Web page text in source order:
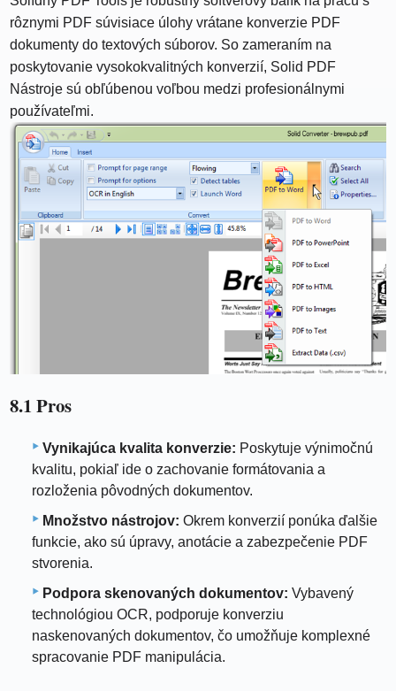
rôznymi PDF súvisiace úlohy vrátane konverzie PDF
dokumenty do textových súborov. So zameraním na
poskytovanie vysokokvalitných konverzií, Solid PDF
Nástroje sú obľúbenou voľbou medzi profesionálnymi
používateľmi.
8.1 Pros
Vynikajúca kvalita konverzie: Poskytuje výnimočnú
kvalitu, pokiaľ ide o zachovanie formátovania a
rozloženia pôvodných dokumentov.
Množstvo nástrojov: Okrem konverzií ponúka ďalšie
funkcie, ako sú úpravy, anotácie a zabezpečenie PDF
stvorenia.
Podpora skenovaných dokumentov: Vybavený
technológiou OCR, podporuje konverziu
naskenovaných dokumentov, čo umožňuje komplexné
spracovanie PDF manipulácia.